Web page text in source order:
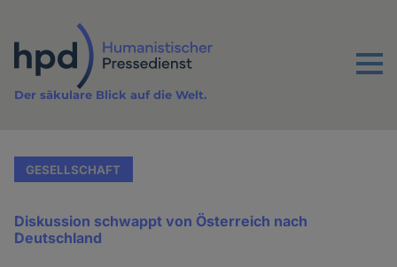
Inhalt
Menu
Der säkulare Blick auf die Welt.
GESELLSCHAFT
Diskussion schwappt von Österreich nach
Deutschland